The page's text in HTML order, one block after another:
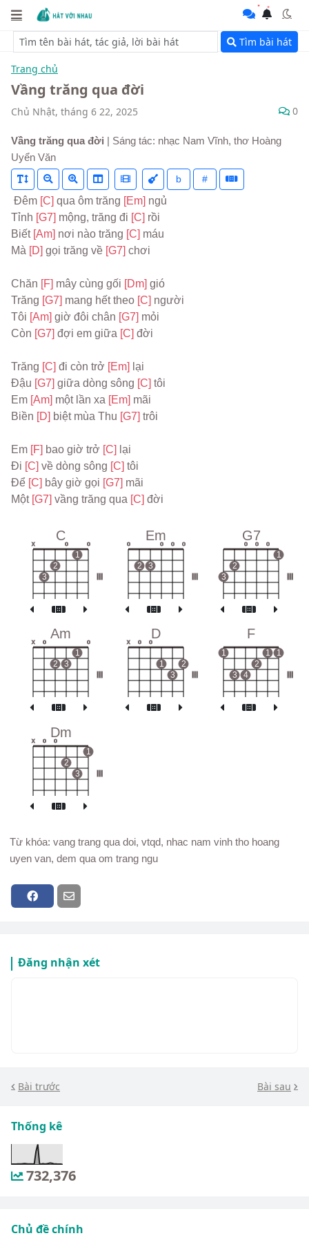
Tìm bài hát
Trang chủ
Vầng trăng qua đời
Chủ Nhật, tháng 6 22, 2025 0
Vầng trăng qua đời | Sáng tác: nhạc Nam Vĩnh, thơ Hoàng
Uyển Văn
b #
Đêm [C] qua ôm trăng [Em] ngủ
Tỉnh [G7] mộng, trăng đi [C] rồi
Biết [Am] nơi nào trăng [C] máu
Mà [D] gọi trăng về [G7] chơi
Chăn [F] mây cùng gối [Dm] gió
Trăng [G7] mang hết theo [C] người
Tôi [Am] giờ đôi chân [G7] mỏi
Còn [G7] đợi em giữa [C] đời
Trăng [C] đi còn trở [Em] lại
Đậu [G7] giữa dòng sông [C] tôi
Em [Am] một lần xa [Em] mãi
Biền [D] biệt mùa Thu [G7] trôi
Em [F] bao giờ trở [C] lại
Đi [C] về dòng sông [C] tôi
Để [C] bây giờ gọi [G7] mãi
Một [G7] vầng trăng qua [C] đời
C
x
3
2
o
1
o
Em
o
2 3
o o o
G7
3
2
o o o
1
Am
x o
2 3
1
o
D
x o o
1
3
2
F
1
3 4
2
1 1
Dm
x o o
2
3
1
Từ khóa: vang trang qua doi, vtqd, nhac nam vinh tho hoang
uyen van, dem qua om trang ngu
Đăng nhận xét
Bài trước Bài sau
Thống kê
732,376
Chủ đề chính